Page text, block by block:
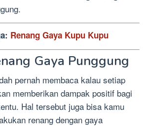
Renang Gaya Kupu Kupu
Gaya Punggung
pernah membaca kalau setiap
memberikan dampak positif bagi
Hal tersebut juga bisa kamu
renang dengan gaya